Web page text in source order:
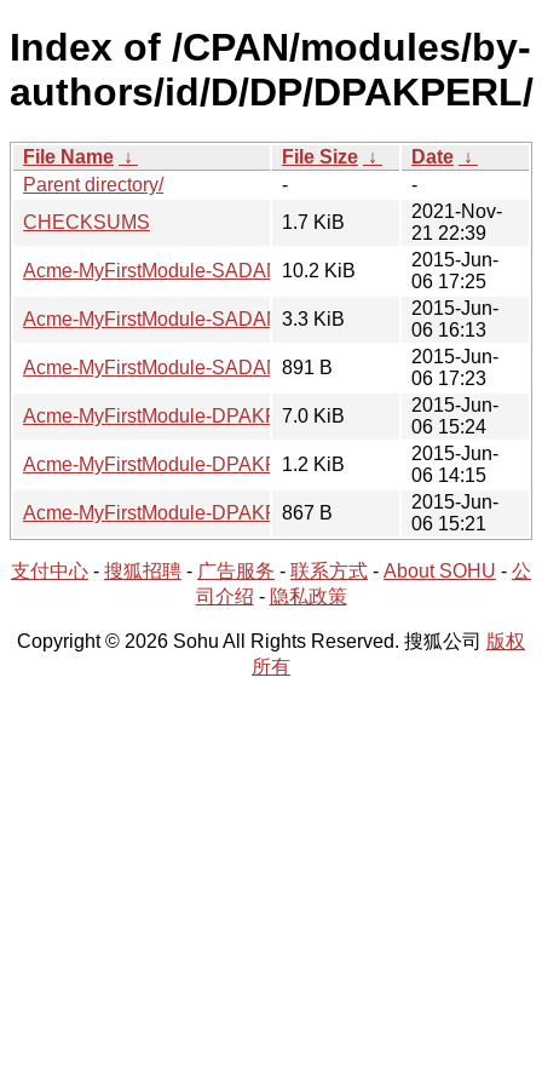
Index of /CPAN/modules/by-
authors/id/D/DP/DPAKPERL/
File Name ↓ File Size ↓ Date ↓
Parent directory/
-
-
CHECKSUMS
1.7 KiB
2021-Nov-
21 22:39
Acme-MyFirstModule-SADAMS-0.03.zip
10.2 KiB
2015-Jun-
06 17:25
Acme-MyFirstModule-SADAMS-0.03.readme
3.3 KiB
2015-Jun-
06 16:13
Acme-MyFirstModule-SADAMS-0.03.meta
891 B
2015-Jun-
06 17:23
Acme-MyFirstModule-DPAKPERL-0.01.zip
7.0 KiB
2015-Jun-
06 15:24
Acme-MyFirstModule-DPAKPERL-0.01.readme
1.2 KiB
2015-Jun-
06 14:15
Acme-MyFirstModule-DPAKPERL-0.01.meta
867 B
2015-Jun-
06 15:21
支付中心 - 搜狐招聘 - 广告服务 - 联系方式 - About SOHU - 公
司介绍 - 隐私政策
Copyright © 2026 Sohu All Rights Reserved. 搜狐公司 版权
所有